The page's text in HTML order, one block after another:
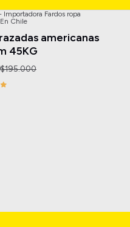
Importadora Fardos ropa
Chile
americanas
45KG
$195.000